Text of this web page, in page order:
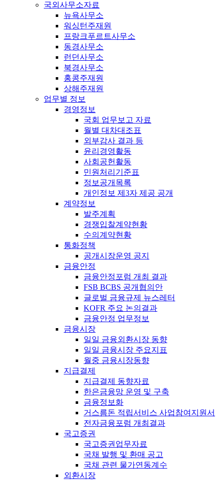
국외사무소자료
뉴욕사무소
워싱턴주재원
프랑크푸르트사무소
동경사무소
런던사무소
북경사무소
홍콩주재원
상해주재원
업무별 정보
경영정보
국회 업무보고 자료
월별 대차대조표
외부감사 결과 등
윤리경영활동
사회공헌활동
민원처리기준표
정보공개목록
개인정보 제3자 제공 공개
계약정보
발주계획
경쟁입찰계약현황
수의계약현황
통화정책
공개시장운영 공지
금융안정
금융안정포럼 개최 결과
FSB BCBS 공개협의안
글로벌 금융규제 뉴스레터
KOFR 주요 논의결과
금융안정 업무정보
금융시장
일일 금융외환시장 동향
일일 금융시장 주요지표
월중 금융시장동향
지급결제
지급결제 동향자료
한은금융망 운영 및 구축
금융정보화
거스름돈 적립서비스 사업참여지원서
전자금융포럼 개최결과
국고증권
국고증권업무자료
국채 발행 및 환매 공고
국채 관련 물가연동계수
외환시장